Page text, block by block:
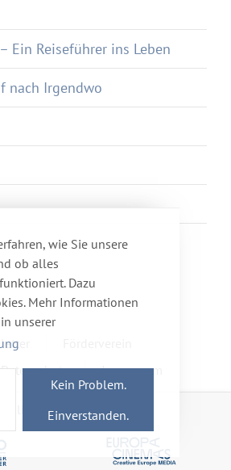
wie Sie unsere
ob alles
Dazu
Mehr Informationen
unserer
Kein Problem.
Einverstanden.
Ein Reiseführer ins Leben
nach Irgendwo
Impressum
Mitglied im Netzwerk